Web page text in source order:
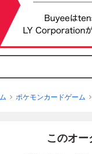
ポケモンカードゲーム
このオ